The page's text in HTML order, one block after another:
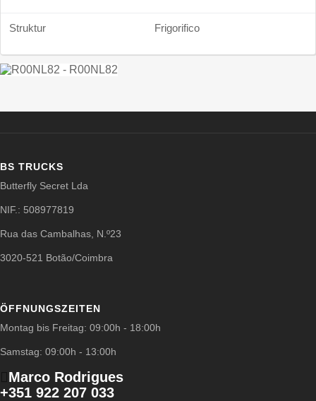
Struktur Frigorifico
BS TRUCKS
Butterfly Secret Lda
NIF.: 508977819
Rua das Cambalhas, N.º23
3020-521 Botão/Coimbra
ÖFFNUNGSZEITEN
Montag bis Freitag: 09:00h - 18:00h
Samstag: 09:00h - 13:00h
Marco Rodrigues
+351 922 207 033